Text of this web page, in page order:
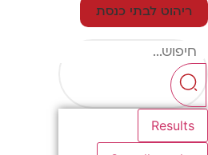
ריהוט לבתי כנסת
Results